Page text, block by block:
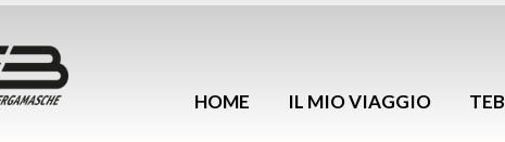
HOME IL MIO VIAGGIO TEB